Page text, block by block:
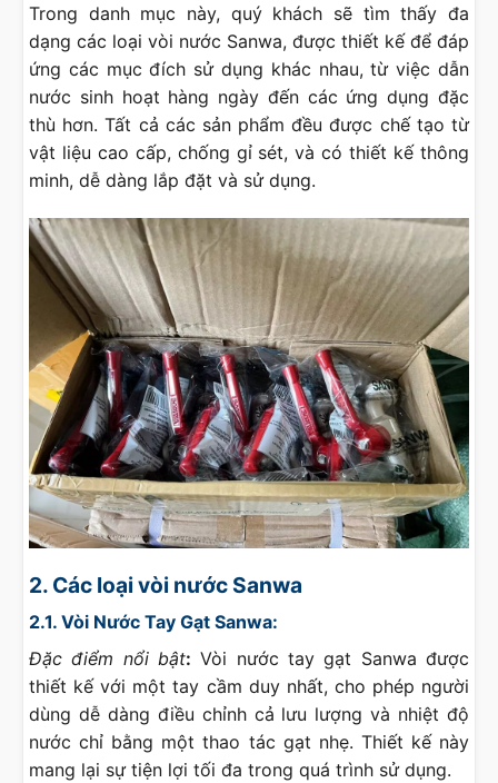
Trong danh mục này, quý khách sẽ tìm thấy đa
dạng các loại vòi nước Sanwa, được thiết kế để đáp
ứng các mục đích sử dụng khác nhau, từ việc dẫn
nước sinh hoạt hàng ngày đến các ứng dụng đặc
thù hơn. Tất cả các sản phẩm đều được chế tạo từ
vật liệu cao cấp, chống gỉ sét, và có thiết kế thông
minh, dễ dàng lắp đặt và sử dụng.
2. Các loại vòi nước Sanwa
2.1. Vòi Nước Tay Gạt Sanwa:
Đặc điểm nổi bật: Vòi nước tay gạt Sanwa được
thiết kế với một tay cầm duy nhất, cho phép người
dùng dễ dàng điều chỉnh cả lưu lượng và nhiệt độ
nước chỉ bằng một thao tác gạt nhẹ. Thiết kế này
mang lại sự tiện lợi tối đa trong quá trình sử dụng.